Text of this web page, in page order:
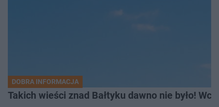
DOBRA INFORMACJA
Takich wieści znad Bałtyku dawno nie było!